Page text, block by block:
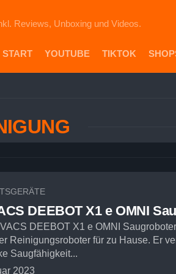
Reviews, Unboxing und Videos.
START YOUTUBE TIKTOK
DEEBOT X1 e OMNI
DEEBOT X1 e OMNI
Reinigungsroboter für zu Hause. Er
Saugfähigkeit...
2023